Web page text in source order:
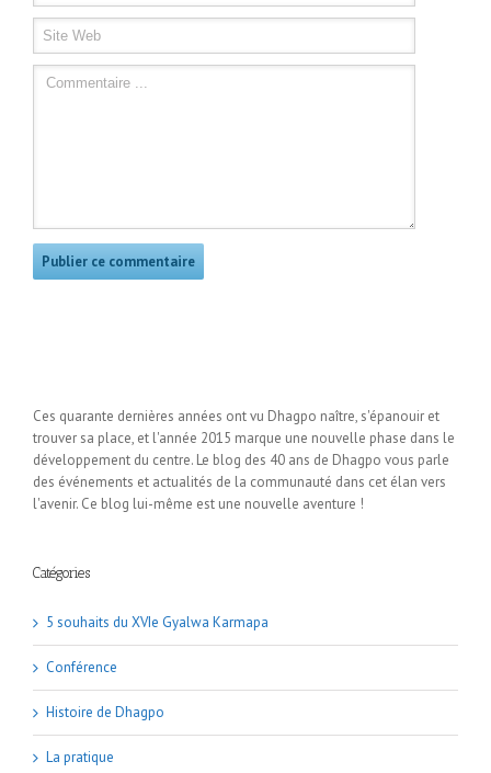
Ces quarante dernières années ont vu Dhagpo naître, s'épanouir et
trouver sa place, et l'année 2015 marque une nouvelle phase dans le
développement du centre. Le blog des 40 ans de Dhagpo vous parle
des événements et actualités de la communauté dans cet élan vers
l'avenir. Ce blog lui-même est une nouvelle aventure !
Catégories
5 souhaits du XVIe Gyalwa Karmapa
Conférence
Histoire de Dhagpo
La pratique